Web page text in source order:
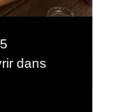
dans